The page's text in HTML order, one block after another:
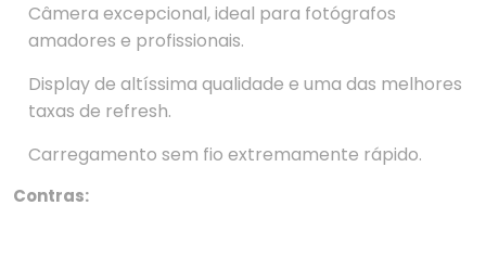
Câmera excepcional, ideal para fotógrafos
amadores e profissionais.
Display de altíssima qualidade e uma das melhores
taxas de refresh.
Carregamento sem fio extremamente rápido.
Contras: